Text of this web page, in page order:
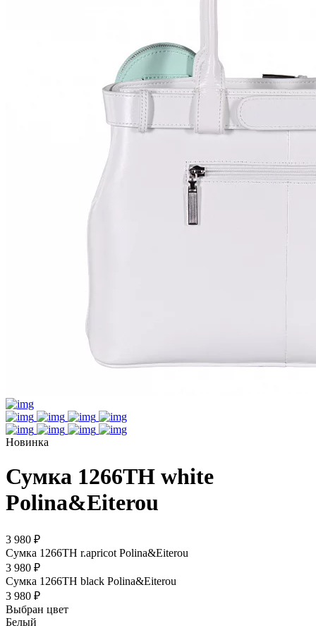
Новинка
Сумка 1266TH white
Polina&Eiterou
3 980 ₽
Сумка 1266TH r.apricot Polina&Eiterou
3 980 ₽
Сумка 1266TH black Polina&Eiterou
3 980 ₽
Выбран цвет
Белый